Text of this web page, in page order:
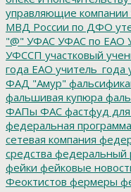
управляющие компании
МВД России по ДФО
"@" УФАС УФАС по ЕАО
УФССП участковый
года ЕАО учитель_года
ФАД "Амур"
фальшивая купюра
ФАПы ФАС фастфуд
федеральная
сетевая компания
средства федеральный
фейки фейковые
Феоктистов фермеры